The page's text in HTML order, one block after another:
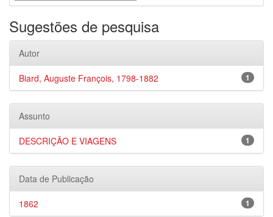
Sugestões de pesquisa
Autor
1
Biard, Auguste François, 1798-1882
Assunto
1
DESCRIÇÃO E VIAGENS
Data de Publicação
1
1862